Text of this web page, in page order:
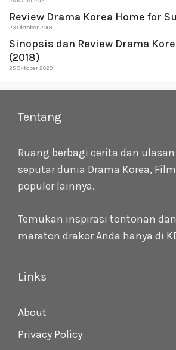
Review Drama Korea Home for
23 Oktober 2019
Sinopsis dan Review Drama
(2018)
25 Oktober 2020
Tentang
Ruang berbagi cerita dan
seputar dunia Drama Korea,
populer lainnya.
Temukan inspirasi tontonan
maraton drakor Anda hanya di
Links
About
Privacy Policy